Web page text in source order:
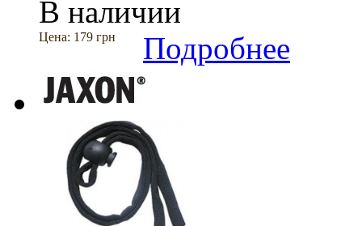
В наличии
Цена: 179 грн Подробнее